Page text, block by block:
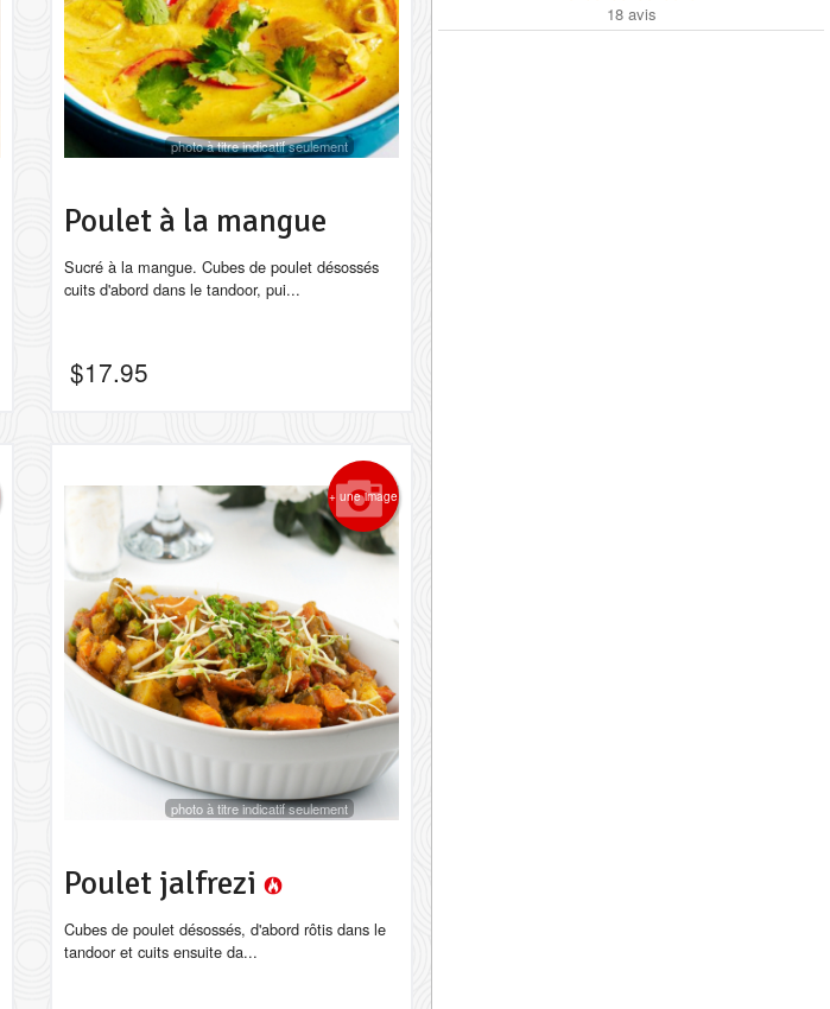
18 avis
photo à titre indicatif seulement
Poulet à la mangue
Sucré à la mangue. Cubes de poulet désossés
cuits d'abord dans le tandoor, pui...
$17.95
+ une image
photo à titre indicatif seulement
Poulet jalfrezi
Cubes de poulet désossés, d'abord rôtis dans le
tandoor et cuits ensuite da...